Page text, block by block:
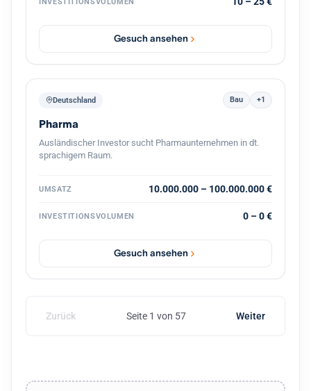
Management und mit Kontinuität für die Belegschaft.
Gesuch ansehen
Deutschland Bau +1
Pharma
Ausländischer Investor sucht Pharmaunternehmen in dt.
sprachigem Raum.
UMSATZ 10.000.000 – 100.000.000 €
INVESTITIONSVOLUMEN 0 – 0 €
Gesuch ansehen
Zurück Seite 1 von 57 Weiter